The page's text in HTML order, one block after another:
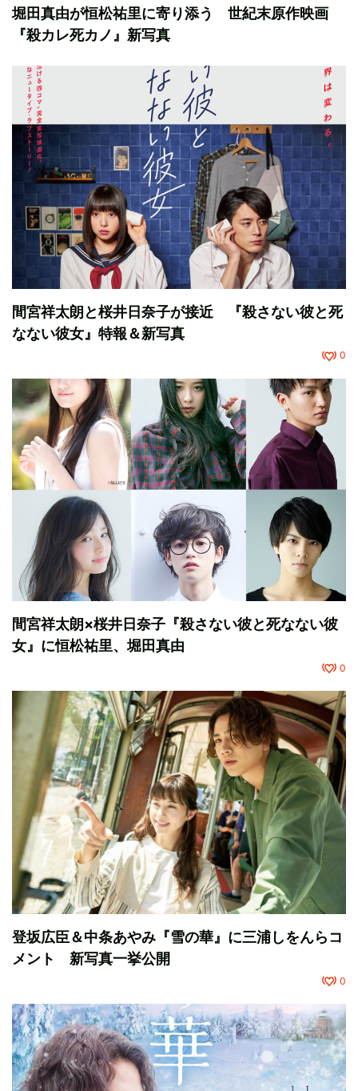
堀田真由が恒松祐里に寄り添う 世紀末原作映画
『殺カレ死カノ』新写真
間宮祥太朗と桜井日奈子が接近 『殺さない彼と死
なない彼女』特報＆新写真
0
間宮祥太朗×桜井日奈子『殺さない彼と死なない彼
女』に恒松祐里、堀田真由
0
登坂広臣＆中条あやみ『雪の華』に三浦しをんらコ
メント 新写真一挙公開
0